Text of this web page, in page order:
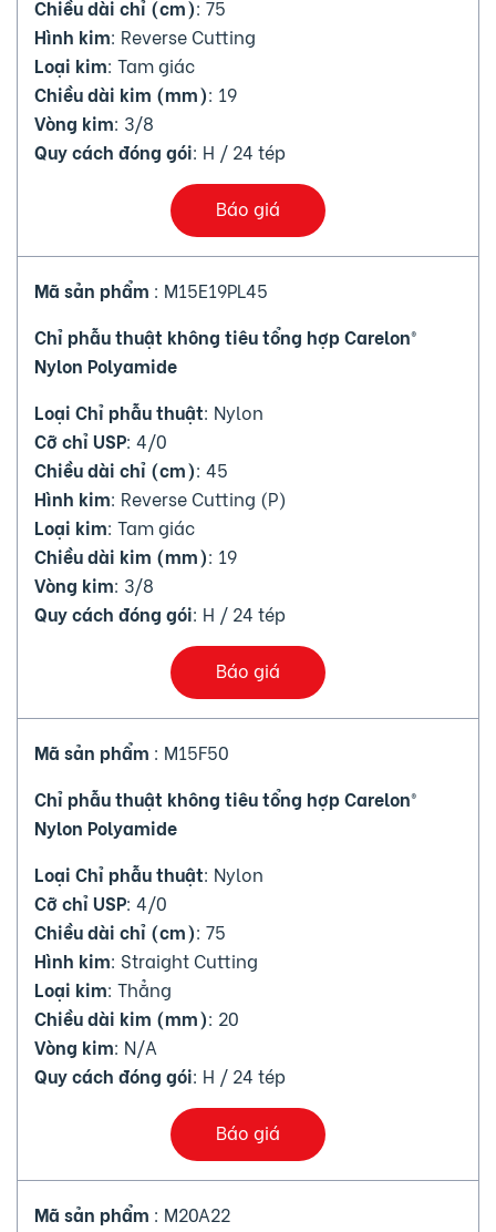
Chiều dài chỉ (cm): 75
Hình kim: Reverse Cutting
Loại kim: Tam giác
Chiều dài kim (mm): 19
Vòng kim: 3/8
Quy cách đóng gói: H / 24 tép
Báo giá
Mã sản phẩm : M15E19PL45
Chỉ phẫu thuật không tiêu tổng hợp Carelon®
Nylon Polyamide
Loại Chỉ phẫu thuật: Nylon
Cỡ chỉ USP: 4/0
Chiều dài chỉ (cm): 45
Hình kim: Reverse Cutting (P)
Loại kim: Tam giác
Chiều dài kim (mm): 19
Vòng kim: 3/8
Quy cách đóng gói: H / 24 tép
Báo giá
Mã sản phẩm : M15F50
Chỉ phẫu thuật không tiêu tổng hợp Carelon®
Nylon Polyamide
Loại Chỉ phẫu thuật: Nylon
Cỡ chỉ USP: 4/0
Chiều dài chỉ (cm): 75
Hình kim: Straight Cutting
Loại kim: Thẳng
Chiều dài kim (mm): 20
Vòng kim: N/A
Quy cách đóng gói: H / 24 tép
Báo giá
Mã sản phẩm : M20A22